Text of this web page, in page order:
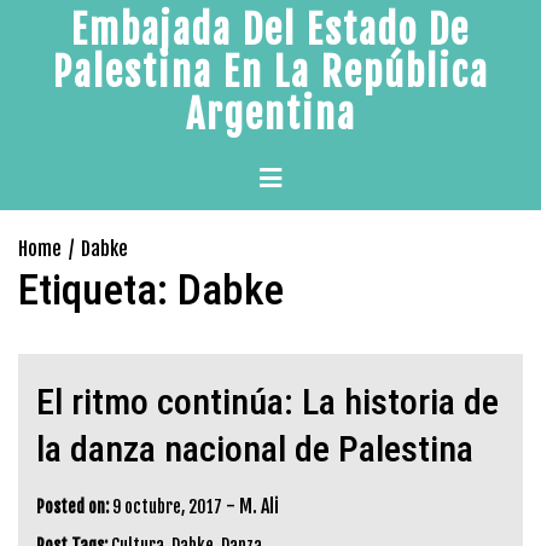
content
Embajada Del Estado De
Palestina En La República
Argentina
Primary
Menu
Home Dabke
Etiqueta: Dabke
El ritmo continúa: La historia de
la danza nacional de Palestina
Posted on: 9 octubre, 2017 - M. Ali